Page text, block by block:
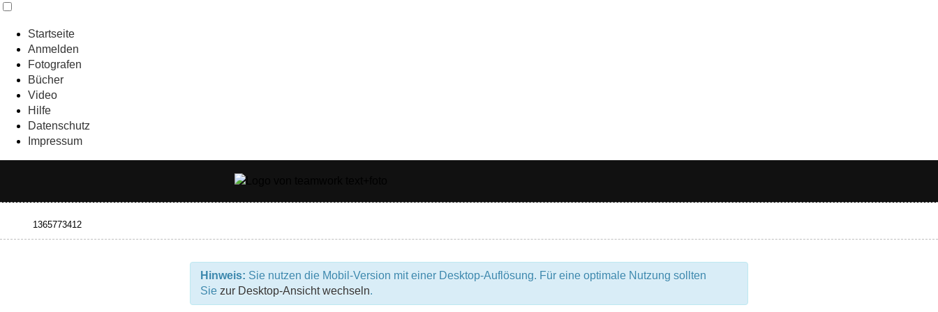
Startseite
Anmelden
Fotografen
Bücher
Video
Hilfe
Datenschutz
Impressum
Hinweis: Sie nutzen die Mobil-Version mit einer Desktop-Auflösung. Für eine optimale Nutzung sollten
Sie zur Desktop-Ansicht wechseln.